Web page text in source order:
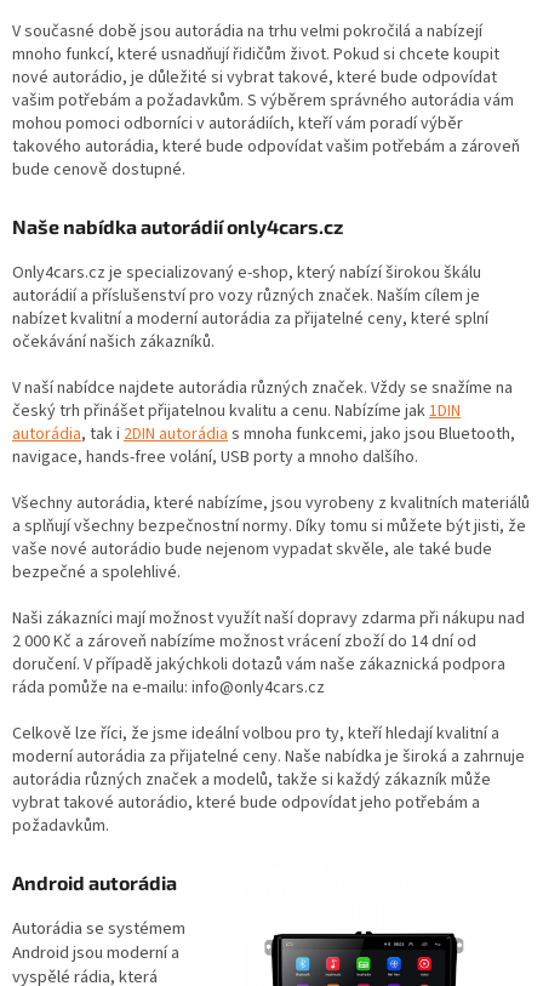
V současné době jsou autorádia na trhu velmi pokročilá a nabízejí
mnoho funkcí, které usnadňují řidičům život. Pokud si chcete koupit
nové autorádio, je důležité si vybrat takové, které bude odpovídat
vašim potřebám a požadavkům. S výběrem správného autorádia vám
mohou pomoci odborníci v autorádiích, kteří vám poradí výběr
takového autorádia, které bude odpovídat vašim potřebám a zároveň
bude cenově dostupné.
Naše nabídka autorádií only4cars.cz
Only4cars.cz je specializovaný e-shop, který nabízí širokou škálu
autorádií a příslušenství pro vozy různých značek. Naším cílem je
nabízet kvalitní a moderní autorádia za přijatelné ceny, které splní
očekávání našich zákazníků.
V naší nabídce najdete autorádia různých značek. Vždy se snažíme na
český trh přinášet přijatelnou kvalitu a cenu. Nabízíme jak1DIN
autorádia, tak i 2DIN autorádias mnoha funkcemi, jako jsou Bluetooth,
navigace, hands-free volání, USB porty a mnoho dalšího.
Všechny autorádia, které nabízíme, jsou vyrobeny z kvalitních materiálů
a splňují všechny bezpečnostní normy. Díky tomu si můžete být jisti, že
vaše nové autorádio bude nejenom vypadat skvěle, ale také bude
bezpečné a spolehlivé.
Naši zákazníci mají možnost využít naší dopravy zdarma při nákupu nad
2 000 Kč a zároveň nabízíme možnost vrácení zboží do 14 dní od
doručení. V případě jakýchkoli dotazů vám naše zákaznická podpora
ráda pomůže na e-mailu: info@only4cars.cz
Celkově lze říci, že jsme ideální volbou pro ty, kteří hledají kvalitní a
moderní autorádia za přijatelné ceny. Naše nabídka je široká a zahrnuje
autorádia různých značek a modelů, takže si každý zákazník může
vybrat takové autorádio, které bude odpovídat jeho potřebám a
požadavkům.
Android autorádia
Autorádia se systémem
Android jsou moderní a
vyspělé rádia, která